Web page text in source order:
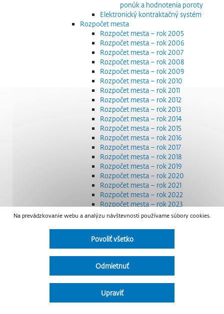
ponúk a hodnotenia poroty
Elektronický kontraktačný systém
Rozpočet mesta
Rozpočet mesta – rok 2005
Rozpočet mesta – rok 2006
Rozpočet mesta – rok 2007
Rozpočet mesta – rok 2008
Rozpočet mesta – rok 2009
Rozpočet mesta – rok 2010
Rozpočet mesta – rok 2011
Rozpočet mesta – rok 2012
Rozpočet mesta – rok 2013
Rozpočet mesta – rok 2014
Rozpočet mesta – rok 2015
Rozpočet mesta – rok 2016
Rozpočet mesta – rok 2017
Rozpočet mesta – rok 2018
Rozpočet mesta – rok 2019
Rozpočet mesta – rok 2020
Rozpočet mesta – rok 2021
Rozpočet mesta – rok 2022
Rozpočet mesta – rok 2023
Rozpočet mesta – rok 2024
Smernice a dokumenty
Strategické dokumenty
Transparentnosť a výdavky na štátnu reklamu
Úradná tabuľa
Detail nariadenia
Zoznam daňových dlžníkov
Na prevádzkovanie webu a analýzu návštevnosti používame súbory cookies.
Povoliť všetko
Odmietnuť
Upraviť